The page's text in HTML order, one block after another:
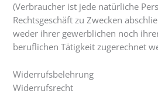
(Verbraucher ist jede natürliche
Rechtsgeschäft zu Zwecken
weder ihrer gewerblichen noch
beruflichen Tätigkeit zugerechnet
Widerrufsbelehrung
Widerrufsrecht